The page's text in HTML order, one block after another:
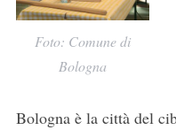
Foto: Comune di
Bologna
Bologna è la città del